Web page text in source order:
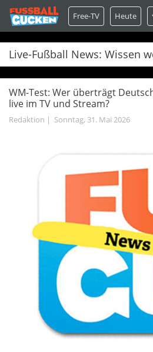
Free-TV Heute
Live-Fußball News: Wissen
WM-Test: Wer überträgt
live im TV und Stream?
Redaktion | Sonntag, 31. Mai 2026